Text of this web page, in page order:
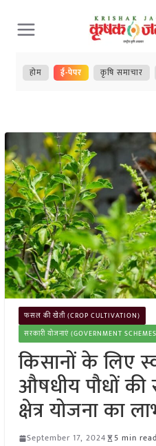
Skip
to
content
होम ई-पेपर कृषि समाचार
फसल की खेती (CROP CULTIVATION)
सरकारी योजनाएं (GOVERNMENT
किसानों के लिए
औषधीय पौधों की
क्षेत्र योजना का
September 17, 2024 5 min read